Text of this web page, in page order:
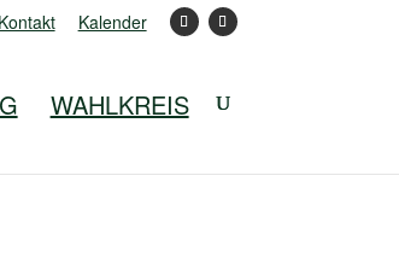
Kontakt Kalender
WAHLKREIS